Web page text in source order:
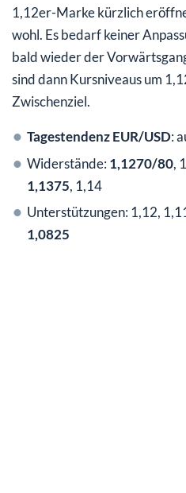
1,12er-Marke kürzlich
wohl. Es bedarf keiner
bald wieder der
sind dann Kursniveaus um
Zwischenziel.
Tagestendenz EUR/USD:
Widerstände: 1,1270/80,
1,1375, 1,14
Unterstützungen: 1,12,
1,0825